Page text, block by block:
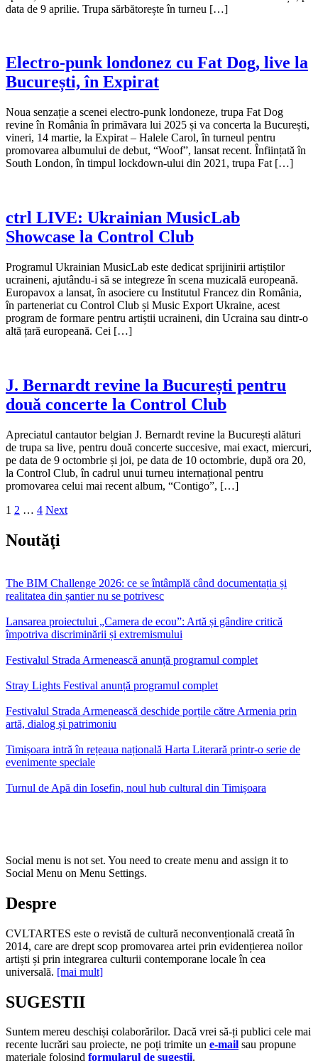
data de 9 aprilie. Trupa sărbătorește în turneu […]
Electro-punk londonez cu Fat Dog, live la
București, în Expirat
Noua senzație a scenei electro-punk londoneze, trupa Fat Dog
revine în România în primăvara lui 2025 și va concerta la București,
vineri, 14 martie, la Expirat – Halele Carol, în turneul pentru
promovarea albumului de debut, “Woof”, lansat recent. Înființată în
South London, în timpul lockdown-ului din 2021, trupa Fat […]
ctrl LIVE: Ukrainian MusicLab
Showcase la Control Club
Programul Ukrainian MusicLab este dedicat sprijinirii artiștilor
ucraineni, ajutându-i să se integreze în scena muzicală europeană.
Europavox a lansat, în asociere cu Institutul Francez din România,
în parteneriat cu Control Club și Music Export Ukraine, acest
program de formare pentru artiștii ucraineni, din Ucraina sau dintr-o
altă țară europeană. Cei […]
J. Bernardt revine la București pentru
două concerte la Control Club
Apreciatul cantautor belgian J. Bernardt revine la București alături
de trupa sa live, pentru două concerte succesive, mai exact, miercuri,
pe data de 9 octombrie și joi, pe data de 10 octombrie, după ora 20,
la Control Club, în cadrul unui turneu internațional pentru
promovarea celui mai recent album, “Contigo”, […]
Posts
pagination
1 2 … 4 Next
Noutăţi
The BIM Challenge 2026: ce se întâmplă când documentația și
realitatea din șantier nu se potrivesc
Lansarea proiectului „Camera de ecou”: Artă și gândire critică
împotriva discriminării și extremismului
Festivalul Strada Armenească anunță programul complet
Stray Lights Festival anunță programul complet
Festivalul Strada Armenească deschide porțile către Armenia prin
artă, dialog și patrimoniu
Timișoara intră în rețeaua națională Harta Literară printr-o serie de
evenimente speciale
Turnul de Apă din Iosefin, noul hub cultural din Timișoara
Social menu is not set. You need to create menu and assign it to
Social Menu on Menu Settings.
Despre
CVLTARTES este o revistă de cultură neconvențională creată în
2014, care are drept scop promovarea artei prin evidențierea noilor
artiști și prin integrarea culturii contemporane locale în cea
universală. [mai mult]
SUGESTII
Suntem mereu deschiși colaborărilor. Dacă vrei să-ți publici cele mai
recente lucrări sau proiecte, ne poți trimite un e-mail sau propune
materiale folosind formularul de sugestii.